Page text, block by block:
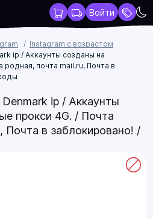
Войти
Instagram с возрастом
ip / Аккаунты созданы на
почта mail.ru, Почта в
ip / Аккаунты
прокси 4G. / Почта
Почта в заблокировано! /